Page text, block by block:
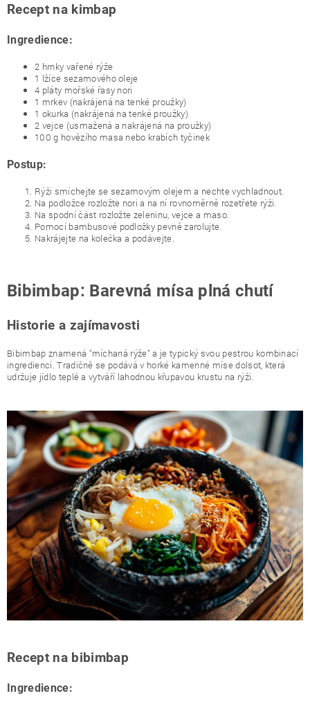
Recept na kimbap
Ingredience:
2 hrnky vařené rýže
1 lžíce sezamového oleje
4 pláty mořské řasy nori
1 mrkev (nakrájená na tenké proužky)
1 okurka (nakrájená na tenké proužky)
2 vejce (usmažená a nakrájená na proužky)
100 g hovězího masa nebo krabích tyčinek
Postup:
Rýži smíchejte se sezamovým olejem a nechte vychladnout.
Na podložce rozložte nori a na ní rovnoměrně rozetřete rýži.
Na spodní část rozložte zeleninu, vejce a maso.
Pomocí bambusové podložky pevně zarolujte.
Nakrájejte na kolečka a podávejte.
Bibimbap: Barevná mísa plná chutí
Historie a zajímavosti
Bibimbap znamená "míchaná rýže" a je typický svou pestrou kombinací
ingrediencí. Tradičně se podává v horké kamenné míse dolsot, která
udržuje jídlo teplé a vytváří lahodnou křupavou krustu na rýži.
Recept na bibimbap
Ingredience: